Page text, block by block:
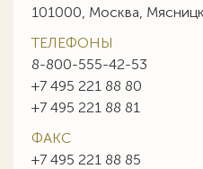
101000, Москва,
ТЕЛЕФОНЫ
8-800-555-42-53
+7 495 221 88 80
+7 495 221 88 81
ФАКС
+7 495 221 88 85